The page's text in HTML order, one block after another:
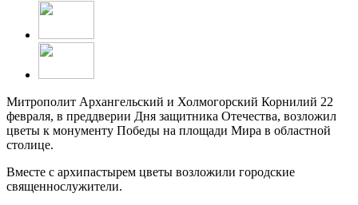
Митрополит Архангельский и Холмогорский Корнилий 22
февраля, в преддверии Дня защитника Отечества, возложил
цветы к монументу Победы на площади Мира в областной
столице.
Вместе с архипастырем цветы возложили городские
священнослужители.